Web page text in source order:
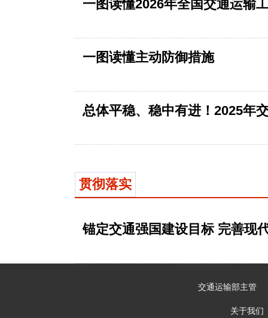
一图读懂2026年全国交通运输
一图读懂主动防御措施
总体平稳、稳中有进！2025年
贯彻落实
锚定交通强国建设目标 完善现
交通运输部主管
关于我